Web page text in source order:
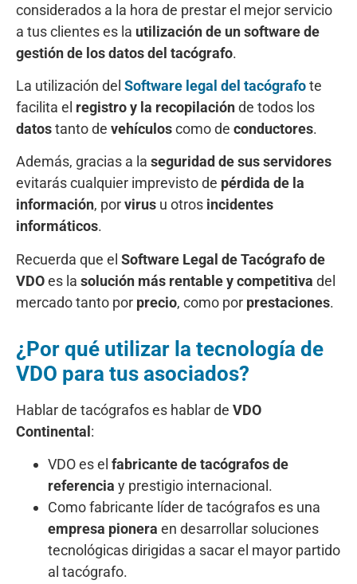
considerados a la hora de prestar el mejor servicio
a tus clientes es la utilización de un software de
gestión de los datos del tacógrafo.
La utilización del Software legal del tacógrafote
facilita el registro y la recopilaciónde todos los
datostanto de vehículoscomo de conductores.
Además, gracias a la seguridad de sus servidores
evitarás cualquier imprevisto de pérdida de la
información, porvirus u otros incidentes
informáticos.
Recuerda que el Software Legal de Tacógrafo de
VDOes la solución más rentable y competitiva del
mercado tanto por precio, como por prestaciones.
¿Por qué utilizar la tecnología de
VDO para tus asociados?
Hablar de tacógrafos es hablar de VDO
Continental:
VDO es el fabricante de tacógrafos de
referencia y prestigio internacional.
Como fabricante líder de tacógrafos es una
empresa pionera en desarrollar soluciones
tecnológicas dirigidas a sacar el mayor partido
al tacógrafo.